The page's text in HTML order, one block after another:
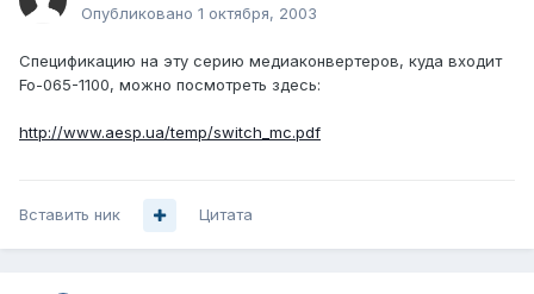
Опубликовано 1 октября, 2003
Спецификацию на эту серию медиаконвертеров, куда входит
Fo-065-1100, можно посмотреть здесь:
http://www.aesp.ua/temp/switch_mc.pdf
Вставить ник Цитата